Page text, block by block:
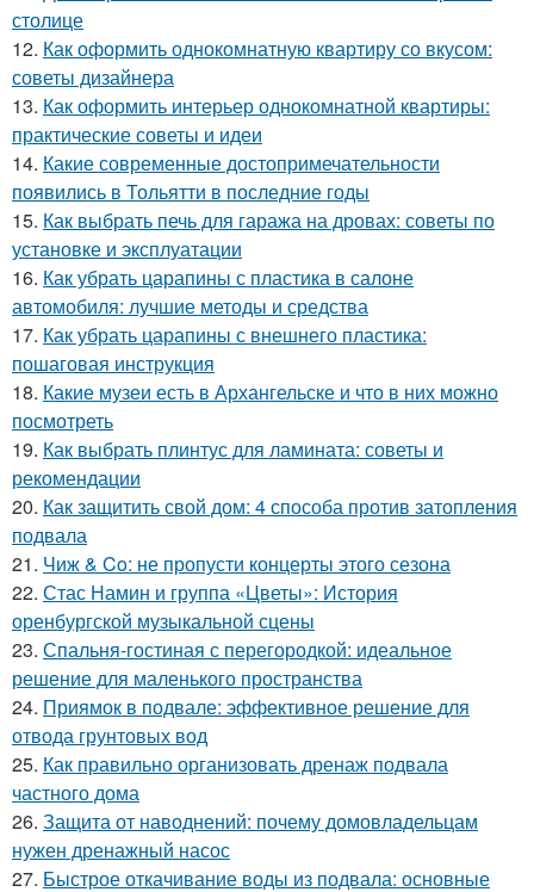
столице
12. Как оформить однокомнатную квартиру со вкусом:
советы дизайнера
13. Как оформить интерьер однокомнатной квартиры:
практические советы и идеи
14. Какие современные достопримечательности
появились в Тольятти в последние годы
15. Как выбрать печь для гаража на дровах: советы по
установке и эксплуатации
16. Как убрать царапины с пластика в салоне
автомобиля: лучшие методы и средства
17. Как убрать царапины с внешнего пластика:
пошаговая инструкция
18. Какие музеи есть в Архангельске и что в них можно
посмотреть
19. Как выбрать плинтус для ламината: советы и
рекомендации
20. Как защитить свой дом: 4 способа против затопления
подвала
21. Чиж & Co: не пропусти концерты этого сезона
22. Стас Намин и группа «Цветы»: История
оренбургской музыкальной сцены
23. Спальня-гостиная с перегородкой: идеальное
решение для маленького пространства
24. Приямок в подвале: эффективное решение для
отвода грунтовых вод
25. Как правильно организовать дренаж подвала
частного дома
26. Защита от наводнений: почему домовладельцам
нужен дренажный насос
27. Быстрое откачивание воды из подвала: основные